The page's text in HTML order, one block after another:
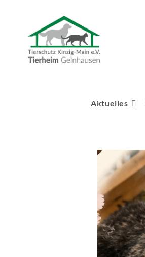
Aktuelles